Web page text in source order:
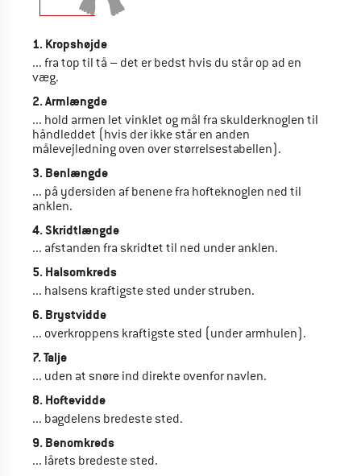
1. Kropshøjde
... fra top til tå – det er bedst hvis du står op ad en
væg.
2. Armlængde
... hold armen let vinklet og mål fra skulderknoglen til
håndleddet (hvis der ikke står en anden
målevejledning oven over størrelsestabellen).
3. Benlængde
... på ydersiden af benene fra hofteknoglen ned til
anklen.
4. Skridtlængde
... afstanden fra skridtet til ned under anklen.
5. Halsomkreds
... halsens kraftigste sted under struben.
6. Brystvidde
... overkroppens kraftigste sted (under armhulen).
7. Talje
... uden at snøre ind direkte ovenfor navlen.
8. Hoftevidde
... bagdelens bredeste sted.
9. Benomkreds
... lårets bredeste sted.